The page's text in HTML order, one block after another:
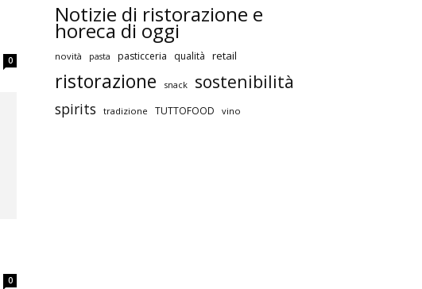
0
0
Notizie di ristorazione e
horeca di oggi
novità pasta pasticceria qualità retail
ristorazione snack sostenibilità
spirits tradizione TUTTOFOOD vino